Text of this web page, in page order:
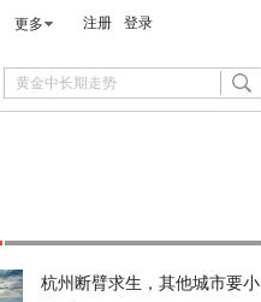
更多 注册 登录
杭州断臂求生，其他城市要小